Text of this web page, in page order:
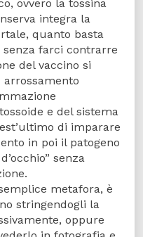
ovvero la tossina
integra la
quanto basta
farci contrarre
del vaccino si
e del sistema
di imparare
in poi il patogeno
senza
metafora, è
stringendogli la
oppure